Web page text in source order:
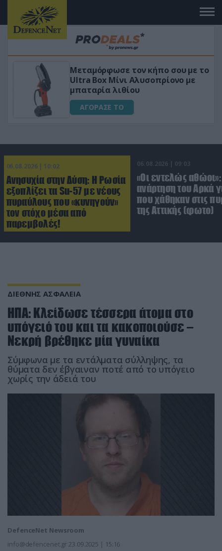
Μεταμόρφωσε τον κήπο σου με το
Ultra Box Μίνι Αλυσοπρίονο με
μπαταρία λιθίου
ΑΓΟΡΑΣΕ ΤΟ
06.08.2026 | 10:02
Ανησυχία στην Δύση: H Ρωσία
εξοπλίζει τα Su-57 με νέους
πυραύλους που «κυνηγούν»
τον στόχο μέσα από
παρεμβολές!
06.08.2026 | 09:03
«Οι εντελώς
ανάρτηση του Αρκά
που χάθηκαν στις
της Αττικής (φωτο)
ΔΙΕΘΝΗΣ ΑΣΦΑΛΕΙΑ
ΗΠΑ: Κλείδωσε τέσσερα άτομα στο
υπόγειό του και τα κακοποιούσε –
Νεκρή βρέθηκε μία γυναίκα
Σύμφωνα με τα εντάλματα σύλληψης, τα
θύματα δεν έβγαιναν ποτέ από το υπόγειο
χωρίς την άδειά του
DefenceNet Newsroom
info@defencenet.gr 23.09.2025 | 15:16